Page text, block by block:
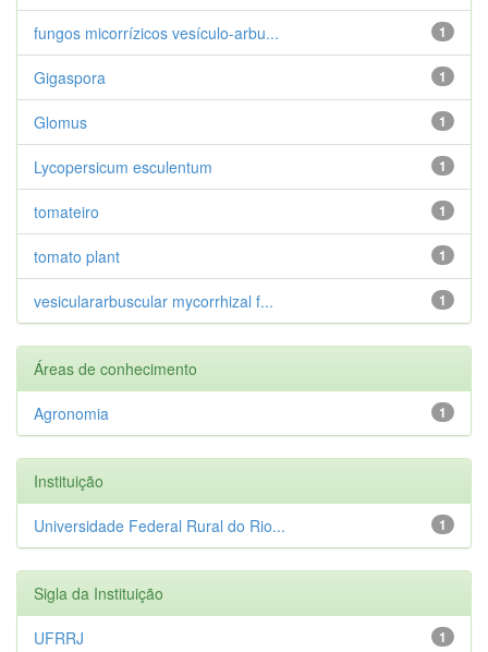
1
fungos micorrízicos vesículo-arbu...
1
Gigaspora
1
Glomus
1
Lycopersicum esculentum
1
tomateiro
1
tomato plant
1
vesiculararbuscular mycorrhizal f...
Áreas de conhecimento
1
Agronomia
Instituição
1
Universidade Federal Rural do Rio...
Sigla da Instituição
1
UFRRJ